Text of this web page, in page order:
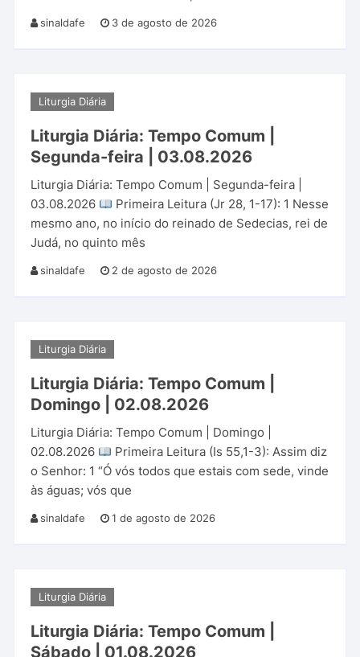
sinaldafe 3 de agosto de 2026
Liturgia Diária
Liturgia Diária: Tempo Comum |
Segunda-feira | 03.08.2026
Liturgia Diária: Tempo Comum | Segunda-feira |
03.08.2026
Primeira Leitura (Jr 28, 1-17): 1 Nesse
mesmo ano, no início do reinado de Sedecias, rei de
Judá, no quinto mês
sinaldafe 2 de agosto de 2026
Liturgia Diária
Liturgia Diária: Tempo Comum |
Domingo | 02.08.2026
Liturgia Diária: Tempo Comum | Domingo |
02.08.2026
Primeira Leitura (Is 55,1-3): Assim diz
o Senhor: 1 “Ó vós todos que estais com sede, vinde
às águas; vós que
sinaldafe 1 de agosto de 2026
Liturgia Diária
Liturgia Diária: Tempo Comum |
Sábado | 01.08.2026